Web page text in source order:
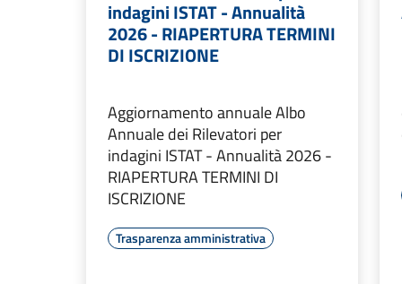
indagini ISTAT - Annualità
2026 - RIAPERTURA TERMINI
DI ISCRIZIONE
Aggiornamento annuale Albo
Annuale dei Rilevatori per
indagini ISTAT - Annualità 2026 -
RIAPERTURA TERMINI DI
ISCRIZIONE
Trasparenza amministrativa